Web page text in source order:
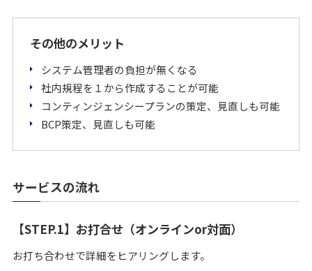
その他のメリット
システム管理者の負担が無くなる
社内規程を１から作成することが可能
コンティンジェンシープランの策定、見直しも可能
BCP策定、見直しも可能
サービスの流れ
【STEP.1】お打合せ（オンラインor対面）
お打ち合わせで詳細をヒアリングします。